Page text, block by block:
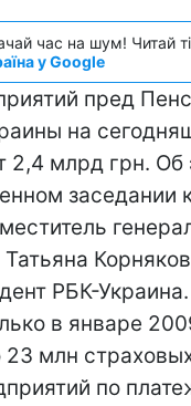
час на шум! Читай
у Google
пред
на
2,4 млрд грн. Об
заседании
РБК-
в январе
млн
по